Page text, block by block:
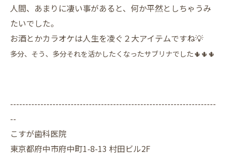
人間、あまりに凄い事があると、何か平然としちゃうみ
たいでした。
お酒とかカラオケは人生を凌ぐ２大アイテムですね💡
多分、そう、多分それを活かしたくなったサブリナでした🌵🌵🌵
--------------------------------------------------------------------
--
こすが歯科医院
東京都府中市府中町1-8-13 村田ビル2F